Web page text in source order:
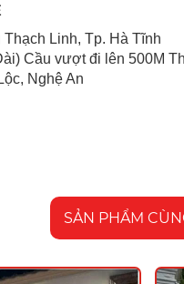
Linh, Tp. Hà Tĩnh
Cầu vượt đi lên 500M T
Nghệ An
SẢN PHẨM